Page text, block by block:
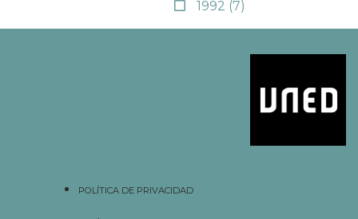
1992 (7)
POLÍTICA DE PRIVACIDAD